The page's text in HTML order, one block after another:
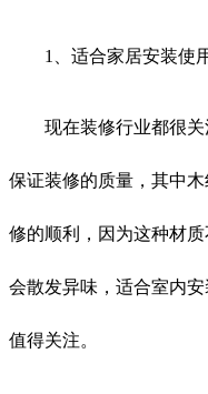
1、适合家居安装使
现在装修行业都很关
保证装修的质量，其中
修的顺利，因为这种材
会散发异味，适合室内
值得关注。